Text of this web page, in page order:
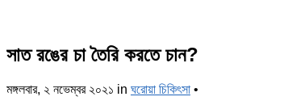
সাত রঙের চা তৈরি করতে চান?
মঙ্গলবার, ২ নভেম্বর ২০২১ in ঘরোয়া চিকিৎসা •